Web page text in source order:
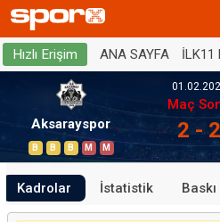
Hızlı Erişim ANA SAYFA İLK11
Aksarayspor
B B B M M
Maç
2 - 2
Kadrolar İstatistik